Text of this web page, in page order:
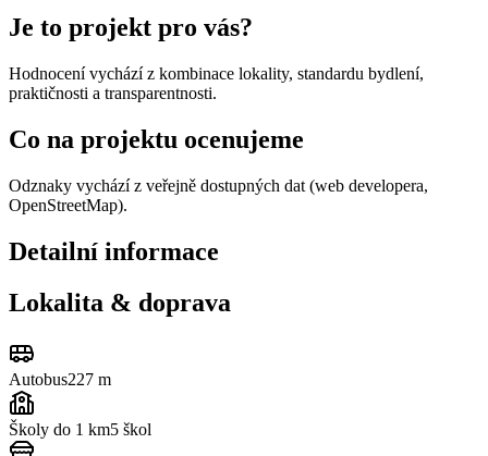
Je to projekt pro vás?
Hodnocení vychází z kombinace lokality, standardu bydlení,
praktičnosti a transparentnosti.
Co na projektu ocenujeme
Odznaky vychází z veřejně dostupných dat (web developera,
OpenStreetMap).
Detailní informace
Lokalita & doprava
Autobus227 m
Školy do 1 km5 škol